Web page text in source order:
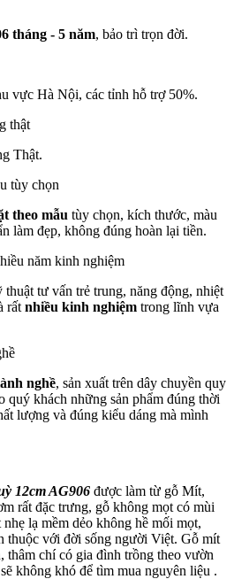
tháng - 5 năm, bảo trì trọn đời.
vực Hà Nội, các tỉnh hỗ trợ 50%.
Thật.
theo mẫu tùy chọn, kích thước, màu
làm đẹp, không đúng hoàn lại tiền.
tư vấn trẻ trung, năng động, nhiệt
rất nhiều kinh nghiệm trong lĩnh vựa
nghề, sản xuất trên dây chuyền quy
quý khách những sản phẩm đúng thời
lượng và đúng kiểu dáng mà mình
12cm AG906 được làm từ gỗ Mít,
rất đặc trưng, gỗ không mọt có mùi
lạ mềm dẻo không hề mối mọt,
thuộc với đời sống người Việt. Gỗ mít
thâm chí có gia đình trồng theo vườn
không khó để tìm mua nguyên liệu .